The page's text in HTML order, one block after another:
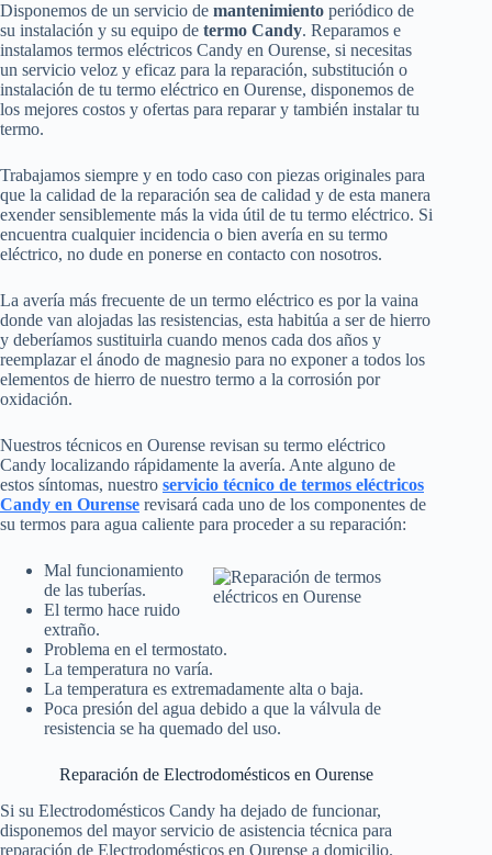
Disponemos de un servicio de mantenimiento periódico de
su instalación y su equipo de termo Candy. Reparamos e
instalamos termos eléctricos Candy en Ourense, si necesitas
un servicio veloz y eficaz para la reparación, substitución o
instalación de tu termo eléctrico en Ourense, disponemos de
los mejores costos y ofertas para reparar y también instalar tu
termo.
Trabajamos siempre y en todo caso con piezas originales para
que la calidad de la reparación sea de calidad y de esta manera
exender sensiblemente más la vida útil de tu termo eléctrico. Si
encuentra cualquier incidencia o bien avería en su termo
eléctrico, no dude en ponerse en contacto con nosotros.
La avería más frecuente de un termo eléctrico es por la vaina
donde van alojadas las resistencias, esta habitúa a ser de hierro
y deberíamos sustituirla cuando menos cada dos años y
reemplazar el ánodo de magnesio para no exponer a todos los
elementos de hierro de nuestro termo a la corrosión por
oxidación.
Nuestros técnicos en Ourense revisan su termo eléctrico
Candy localizando rápidamente la avería. Ante alguno de
estos síntomas, nuestro servicio técnico de termos eléctricos
Candy en Ourense revisará cada uno de los componentes de
su termos para agua caliente para proceder a su reparación:
Mal funcionamiento
de las tuberías.
El termo hace ruido
extraño.
Problema en el termostato.
La temperatura no varía.
La temperatura es extremadamente alta o baja.
Poca presión del agua debido a que la válvula de
resistencia se ha quemado del uso.
Reparación de Electrodomésticos en Ourense
Si su Electrodomésticos Candy ha dejado de funcionar,
disponemos del mayor servicio de asistencia técnica para
reparación de Electrodomésticos en Ourense a domicilio.